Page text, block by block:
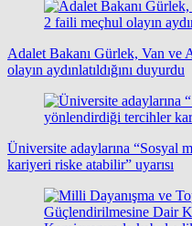
Adalet Bakanı Gürlek, Van ve
olayın aydınlatıldığını duyurdu
Üniversite adaylarına “Sosyal
kariyeri riske atabilir” uyarısı